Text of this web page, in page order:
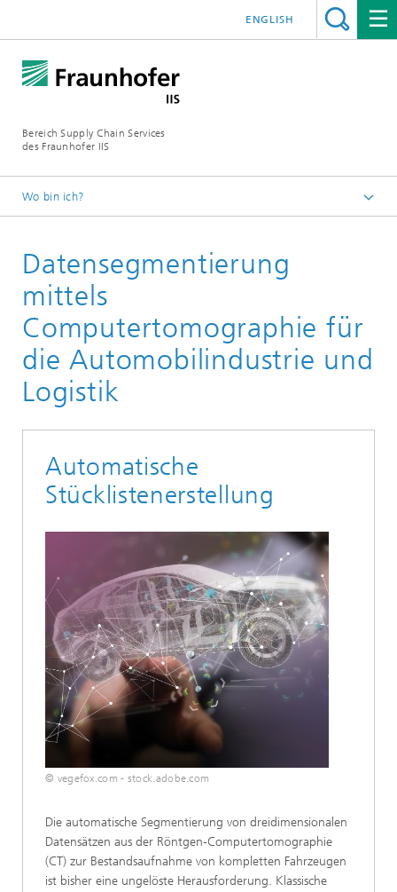
Bereich Supply Chain Services
des Fraunhofer IIS
ENGLISH
Wo bin ich?
ADA Lovelace Center
Datensegmentierung
mittels
Computertomographie für
die Automobilindustrie und
Logistik
Automatische
Stücklistenerstellung
© vegefox.com - stock.adobe.com
Die automatische Segmentierung von dreidimensionalen
Datensätzen aus der Röntgen-Computertomographie
(CT) zur Bestandsaufnahme von kompletten Fahrzeugen
ist bisher eine ungelöste Herausforderung. Klassische